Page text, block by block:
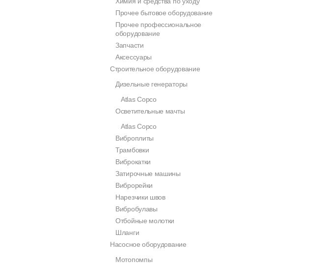
Прочее бытовое оборудование
Прочее профессиональное
оборудование
Запчасти
Аксессуары
Строительное оборудование
Дизельные генераторы
Atlas Copco
Осветительные мачты
Atlas Copco
Виброплиты
Трамбовки
Виброкатки
Затирочные машины
Виброрейки
Нарезчики швов
Вибробулавы
Отбойные молотки
Шланги
Насосное оборудование
Мотопомпы